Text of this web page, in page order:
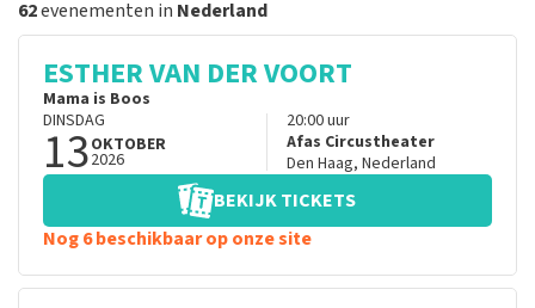
62evenementen in Nederland
ESTHER VAN DER VOORT
Mama is Boos
DINSDAG
13OKTOBER
2026
20:00uur
Afas Circustheater
Den Haag, Nederland
BEKIJK TICKETS
Nog 6 beschikbaar op onze site